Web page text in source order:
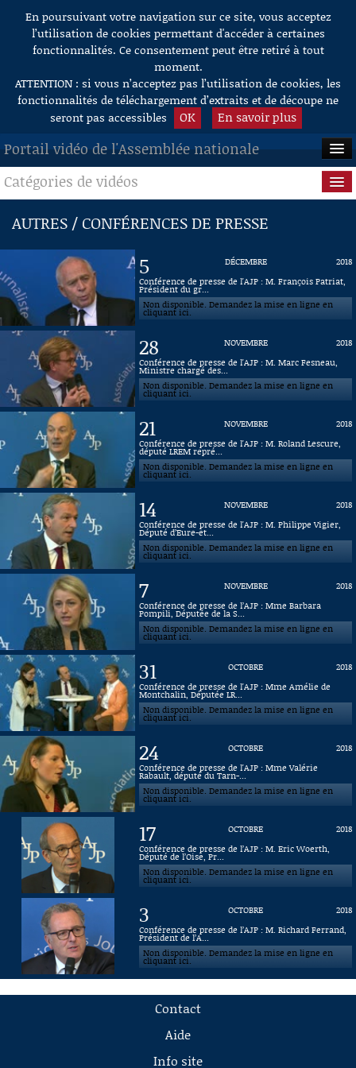
Aller au contenu
En poursuivant votre navigation sur ce site, vous acceptez
l’utilisation de cookies permettant d'accéder à certaines
fonctionnalités. Ce consentement peut être retiré à tout
moment.
ATTENTION : si vous n’acceptez pas l’utilisation de cookies, les
fonctionnalités de téléchargement d’extraits et de découpe ne
seront pas accessibles
OK En savoir plus
Portail vidéo de l'Assemblée nationale
ACCUEIL
EN DIRECT
À LA DEMANDE
RECHERCHE
AIDE À LA DÉCOUPE
DE VIDÉOS
Catégories de vidéos
Séance publique
Questions au Gouvernement
Commissions
Présidence
Évènements
Connaissance, Histoire
AUTRES / CONFÉRENCES DE PRESSE
5 DÉCEMBRE
2018
Conférence de presse de l'AJP : M. François Patriat,
Président du gr...
Non disponible. Demandez la mise en ligne en
cliquant ici.
28 NOVEMBRE
2018
Conférence de presse de l'AJP : M. Marc Fesneau,
Ministre chargé des...
Non disponible. Demandez la mise en ligne en
cliquant ici.
21 NOVEMBRE
2018
Conférence de presse de l'AJP : M. Roland Lescure,
député LREM repré...
Non disponible. Demandez la mise en ligne en
cliquant ici.
14 NOVEMBRE
2018
Conférence de presse de l'AJP : M. Philippe Vigier,
Député d’Eure-et...
Non disponible. Demandez la mise en ligne en
cliquant ici.
7 NOVEMBRE
2018
Conférence de presse de l’AJP : Mme Barbara
Pompili, Députée de la S...
Non disponible. Demandez la mise en ligne en
cliquant ici.
31 OCTOBRE
2018
Conférence de presse de l'AJP : Mme Amélie de
Montchalin, Députée LR...
Non disponible. Demandez la mise en ligne en
cliquant ici.
24 OCTOBRE
2018
Conférence de presse de l'AJP : Mme Valérie
Rabault, député du Tarn-...
Non disponible. Demandez la mise en ligne en
cliquant ici.
17 OCTOBRE
2018
Conférence de presse de l’AJP : M. Eric Woerth,
Député de l’Oise, Pr...
Non disponible. Demandez la mise en ligne en
cliquant ici.
3 OCTOBRE
2018
Conférence de presse de l’AJP : M. Richard Ferrand,
Président de l’A...
Non disponible. Demandez la mise en ligne en
cliquant ici.
Contact
Aide
Info site